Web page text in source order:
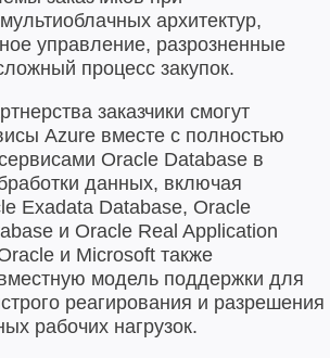
архитектур,
управление, разрозненные
процесс закупок.
заказчики смогут
Azure вместе с полностью
Oracle Database в
данных, включая
Exadata Database, Oracle
и Oracle Real Application
и Microsoft также
модель поддержки для
реагирования и разрешения
рабочих нагрузок.